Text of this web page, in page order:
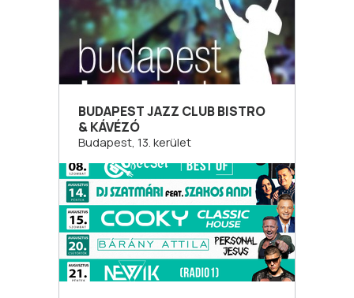
BUDAPEST JAZZ CLUB BISTRO
& KÁVÉZÓ
Budapest, 13. kerület